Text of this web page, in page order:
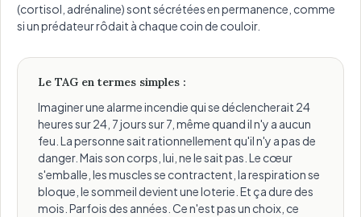
(cortisol, adrénaline) sont sécrétées en permanence, comme
si un prédateur rôdait à chaque coin de couloir.
Le TAG en termes simples :
Imaginer une alarme incendie qui se déclencherait 24
heures sur 24, 7 jours sur 7, même quand il n'y a aucun
feu. La personne sait rationnellement qu'il n'y a pas de
danger. Mais son corps, lui, ne le sait pas. Le cœur
s'emballe, les muscles se contractent, la respiration se
bloque, le sommeil devient une loterie. Et ça dure des
mois. Parfois des années. Ce n'est pas un choix, ce